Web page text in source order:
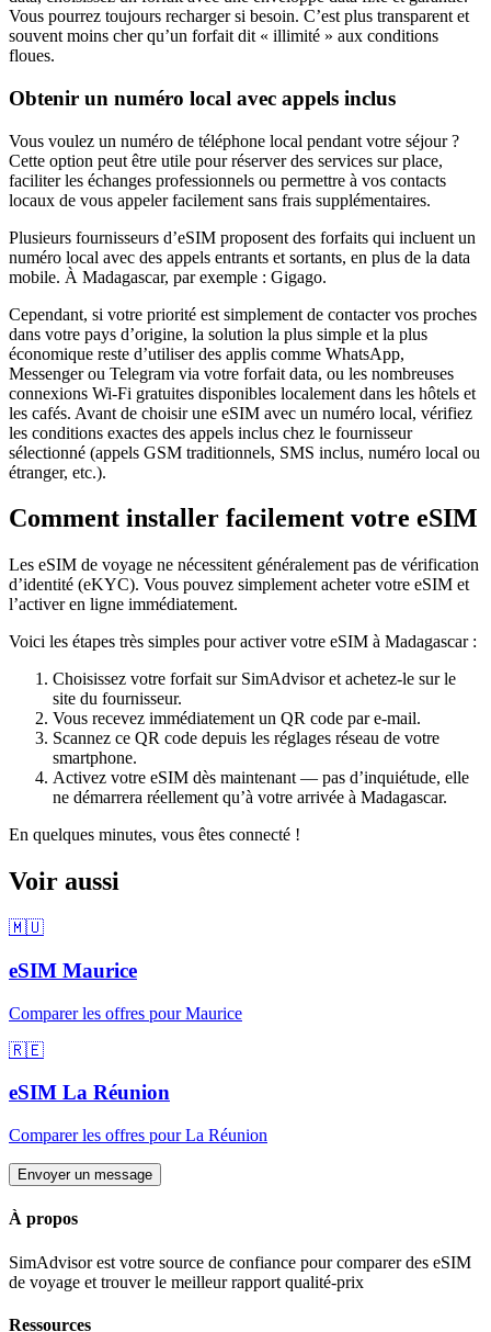
Vous pourrez toujours recharger si besoin. C’est plus transparent et
souvent moins cher qu’un forfait dit « illimité » aux conditions
floues.
Obtenir un numéro local avec appels inclus
Vous voulez un numéro de téléphone local pendant votre séjour ?
Cette option peut être utile pour réserver des services sur place,
faciliter les échanges professionnels ou permettre à vos contacts
locaux de vous appeler facilement sans frais supplémentaires.
Plusieurs fournisseurs d’eSIM proposent des forfaits qui incluent un
numéro local avec des appels entrants et sortants, en plus de la data
mobile. À Madagascar, par exemple : Gigago.
Cependant, si votre priorité est simplement de contacter vos proches
dans votre pays d’origine, la solution la plus simple et la plus
économique reste d’utiliser des applis comme WhatsApp,
Messenger ou Telegram via votre forfait data, ou les nombreuses
connexions Wi‑Fi gratuites disponibles localement dans les hôtels et
les cafés. Avant de choisir une eSIM avec un numéro local, vérifiez
les conditions exactes des appels inclus chez le fournisseur
sélectionné (appels GSM traditionnels, SMS inclus, numéro local ou
étranger, etc.).
Comment installer facilement votre eSIM
Les eSIM de voyage ne nécessitent généralement pas de vérification
d’identité (eKYC). Vous pouvez simplement acheter votre eSIM et
l’activer en ligne immédiatement.
Voici les étapes très simples pour activer votre eSIM à Madagascar:
Choisissez votre forfait sur SimAdvisor et achetez-le sur le
site du fournisseur.
Vous recevez immédiatement un QR code par e-mail.
Scannez ce QR code depuis les réglages réseau de votre
smartphone.
Activez votre eSIM dès maintenant — pas d’inquiétude, elle
ne démarrera réellement qu’à votre arrivée à Madagascar.
En quelques minutes, vous êtes connecté !
Voir aussi
🇲🇺
eSIM Maurice
Comparer les offres pourMaurice
🇷🇪
eSIM La Réunion
Comparer les offres pourLa Réunion
Envoyer un message
À propos
SimAdvisor est votre source de confiance pour comparer des eSIM
de voyage et trouver le meilleur rapport qualité-prix
Ressources